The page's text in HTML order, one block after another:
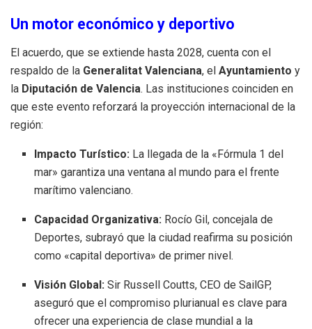
Un motor económico y deportivo
El acuerdo, que se extiende hasta 2028, cuenta con el
respaldo de la Generalitat Valenciana, el Ayuntamiento y
la Diputación de Valencia. Las instituciones coinciden en
que este evento reforzará la proyección internacional de la
región:
Impacto Turístico: La llegada de la «Fórmula 1 del
mar» garantiza una ventana al mundo para el frente
marítimo valenciano.
Capacidad Organizativa: Rocío Gil, concejala de
Deportes, subrayó que la ciudad reafirma su posición
como «capital deportiva» de primer nivel.
Visión Global: Sir Russell Coutts, CEO de SailGP,
aseguró que el compromiso plurianual es clave para
ofrecer una experiencia de clase mundial a la